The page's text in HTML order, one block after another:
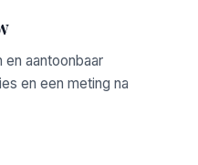
aantoonbaar
en een meting na